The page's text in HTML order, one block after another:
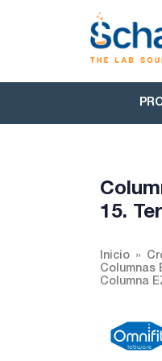
15.
Inicio
Columnas
Columna